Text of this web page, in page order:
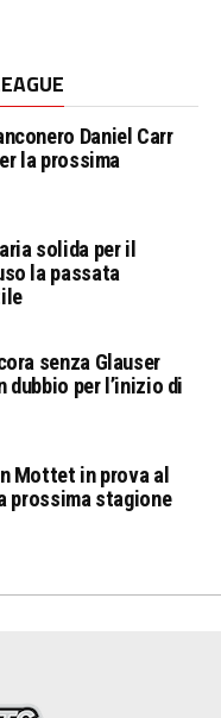
Daniel Carr
la prossima
solida per il
la passata
senza Glauser
dubbio per l’inizio di
Mottet in prova al
prossima stagione